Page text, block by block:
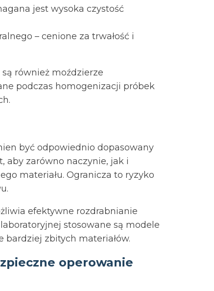
jest wysoka czystość
– cenione za trwałość i
również moździerze
podczas homogenizacji próbek
być odpowiednio dopasowany
aby zarówno naczynie, jak i
materiału. Ogranicza to ryzyko
efektywne rozdrabnianie
stosowane są modele
bardziej zbitych materiałów.
operowanie